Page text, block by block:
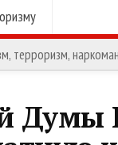
терроризм,